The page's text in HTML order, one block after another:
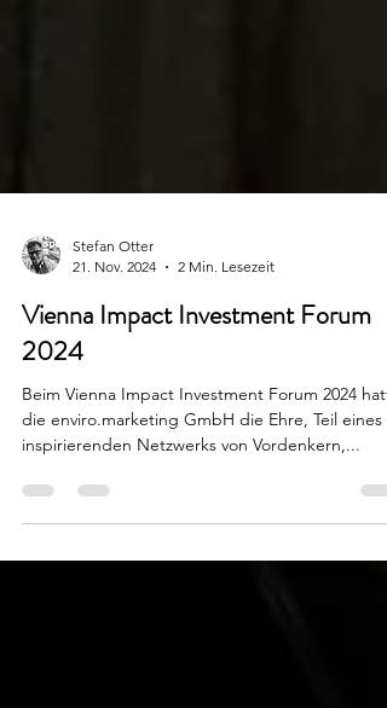
21. Nov. 2024
2 Min. Lesezeit
Vienna Impact Investment Forum
2024
Beim Vienna Impact Investment Forum 2024
inspirierenden Netzwerks von Vordenkern,...